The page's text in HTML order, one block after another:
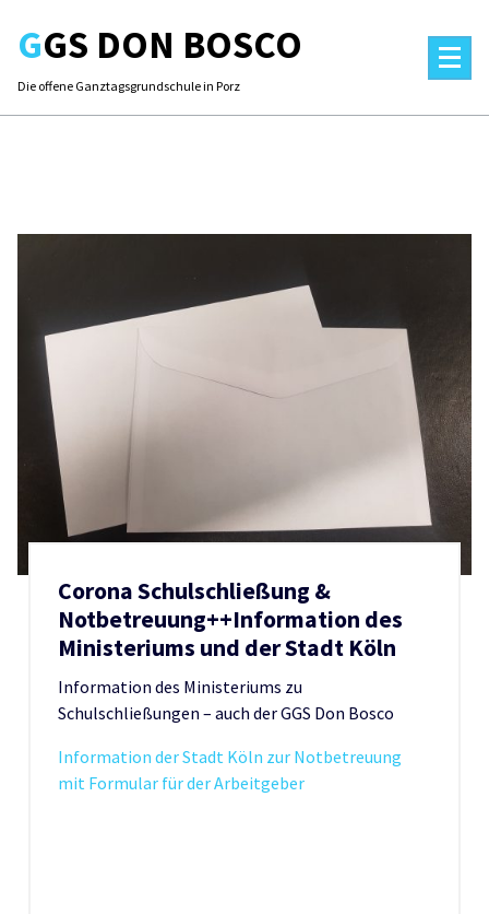
contentGGS DON BOSCO
Die offene Ganztagsgrundschule in Porz
Corona Schulschließung &
Notbetreuung++Information des
Ministeriums und der Stadt Köln
Information des Ministeriums zu
Schulschließungen – auch der GGS Don Bosco
Information der Stadt Köln zur Notbetreuung
mit Formular für der Arbeitgeber